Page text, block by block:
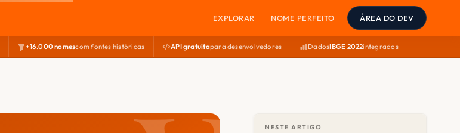
EXPLORAR NOME PERFEITO ÁREA DO DEV
+16.000 nomescom fontes históricas API gratuitapara desenvolvedores DadosIBGE 2022integrados
NESTE ARTIGO